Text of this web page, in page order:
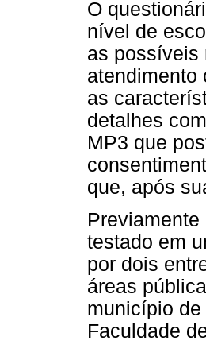
O
nível de
as possíveis
atendimento
as
detalhes
MP3 que
que, após
testado em
por dois
áreas
município
Faculdade